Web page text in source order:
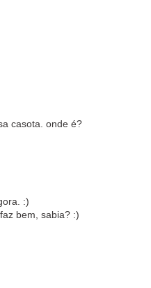
casota. onde é?
:)
bem, sabia? :)